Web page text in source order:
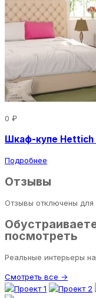
0 ₽
Шкаф-купе Hettich
Подробнее
Отзывы
Отзывы отключены для
посмотреть
Реальные интерьеры
Смотреть все →